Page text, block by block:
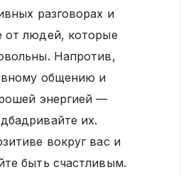
разговорах и
от людей, которые
Напротив,
общению и
энергией —
их.
вокруг вас и
быть счастливым.